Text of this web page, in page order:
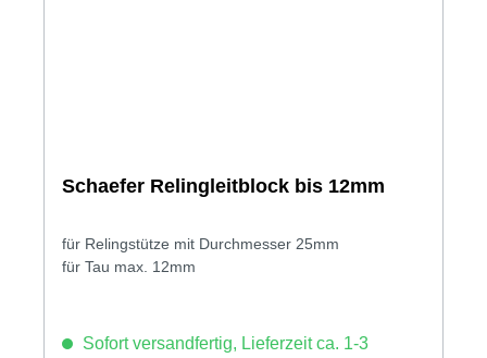
Schaefer Relingleitblock bis 12mm
für Relingstütze mit Durchmesser 25mm
für Tau max. 12mm
Sofort versandfertig, Lieferzeit ca. 1-3